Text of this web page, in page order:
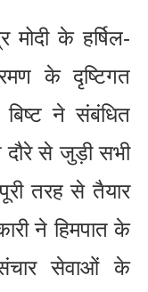
मोदी के हर्षिल-
के दृष्टिगत
बिष्ट ने संबंधित
दौरे से जुड़ी सभी
तरह से तैयार
ने हिमपात के
सेवाओं के